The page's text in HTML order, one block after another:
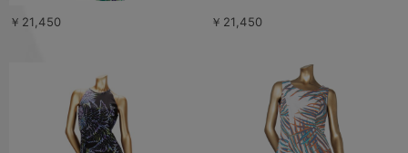
￥21,450 ￥21,450